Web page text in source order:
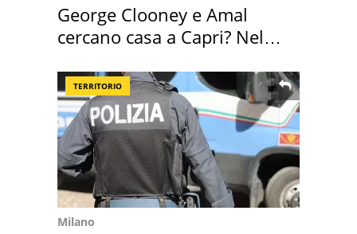
George Clooney e Amal
cercano casa a Capri? Nel
TERRITORIO
Milano